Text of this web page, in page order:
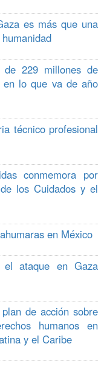
es más que una
de 229 millones de
en lo que va de año
técnico profesional
conmemora por
los Cuidados y el
en México
el ataque en Gaza
de acción sobre
humanos en
y el Caribe